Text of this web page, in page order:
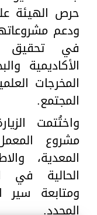
حرص الهيئة
ودعم
في تحقيق
الأكاديمية
المخرجات
المجتمع.
واختُتمت
مشروع
المعدية،
الحالية في
ومتابعة سير
المحدد.